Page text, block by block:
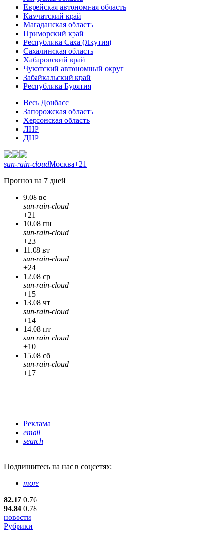
Еврейская автономная область
Камчатский край
Магаданская область
Приморский край
Республика Саха (Якутия)
Сахалинская область
Хабаровский край
Чукотский автономный округ
Забайкальский край
Республика Бурятия
Весь Донбасс
Запорожская область
Херсонская область
ЛНР
ДНР
sun-rain-cloudМосква+21
Прогноз на 7 дней
9.08 вс
sun-rain-cloud
+21
10.08 пн
sun-rain-cloud
+23
11.08 вт
sun-rain-cloud
+24
12.08 ср
sun-rain-cloud
+15
13.08 чт
sun-rain-cloud
+14
14.08 пт
sun-rain-cloud
+10
15.08 сб
sun-rain-cloud
+17
Реклама
email
search
Подпишитесь на нас в соцсетях:
more
82.17 0.76
94.84 0.78
новости
Рубрики